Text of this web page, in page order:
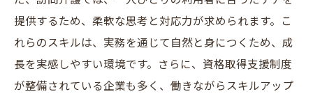
提供するため、柔軟な思考と対応力が求められます。こ
れらのスキルは、実務を通じて自然と身につくため、成
長を実感しやすい環境です。さらに、資格取得支援制度
が整備されている企業も多く、働きながらスキルアップ